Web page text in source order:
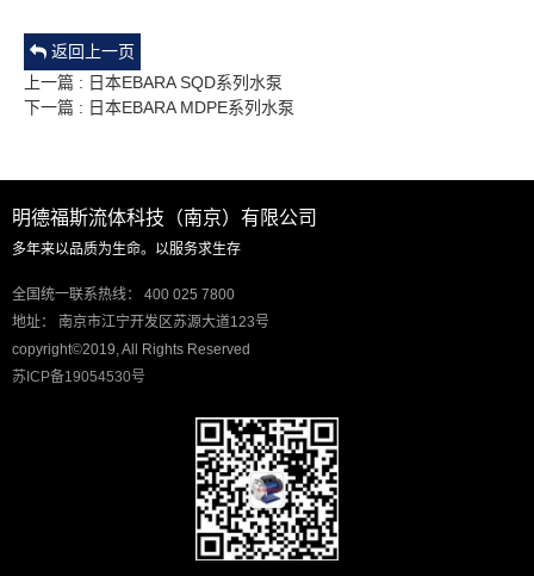
返回上一页
上一篇 : 日本EBARA SQD系列水泵
下一篇 : 日本EBARA MDPE系列水泵
明德福斯流体科技（南京）有限公司
多年来以品质为生命。以服务求生存
全国统一联系热线： 400 025 7800
地址： 南京市江宁开发区苏源大道123号
copyright©2019, All Rights Reserved
苏ICP备19054530号